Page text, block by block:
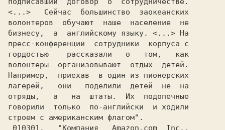
<...>   Сейчас  большинство  заокеанских
волонтеров  обучают  наше  население  не
бизнесу,  а  английскому языку. <...> На
пресс-конференции  сотрудники  корпуса с
гордостью    рассказали   о   том,   как
волонтеры  организовывают  отдых  детей.
Например,  приехав  в один из пионерских
лагерей,   они   поделили  детей  не  на
отряды,   а   на  штаты.  Их  подопечные
говорили  только  по-английски  и ходили
строем с американским флагом".